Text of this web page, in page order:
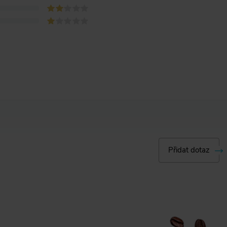
Přidat dotaz